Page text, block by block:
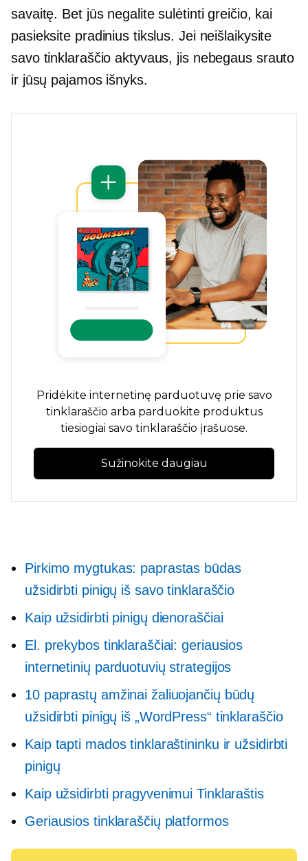
savaitę. Bet jūs negalite sulėtinti greičio, kai
pasieksite pradinius tikslus. Jei neišlaikysite
savo tinklaraščio aktyvaus, jis nebegaus srauto
ir jūsų pajamos išnyks.
Pridėkite internetinę parduotuvę prie savo
tinklaraščio arba parduokite produktus
tiesiogiai savo tinklaraščio įrašuose.
Sužinokite daugiau
Pirkimo mygtukas: paprastas būdas
užsidirbti pinigų iš savo tinklaraščio
Kaip užsidirbti pinigų dienoraščiai
El. prekybos tinklaraščiai: geriausios
internetinių parduotuvių strategijos
10 paprastų amžinai žaliuojančių būdų
užsidirbti pinigų iš „WordPress“ tinklaraščio
Kaip tapti mados tinklaraštininku ir užsidirbti
pinigų
Kaip užsidirbti pragyvenimui Tinklaraštis
Geriausios tinklaraščių platformos